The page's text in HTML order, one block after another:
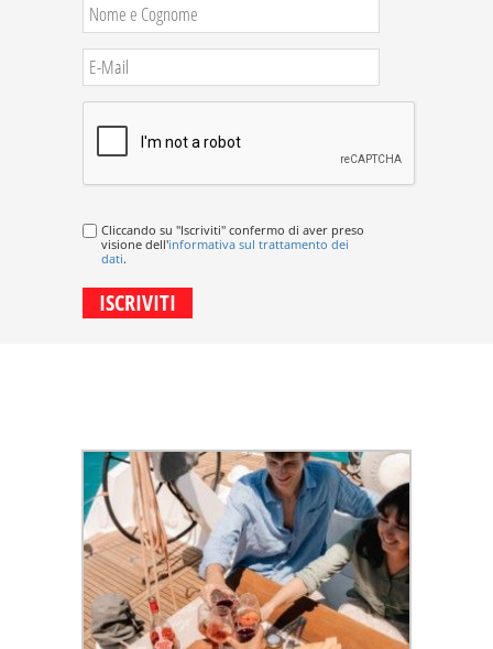
Cliccando su "Iscriviti" confermo di aver preso
visione dell'informativa sul trattamento dei
dati.